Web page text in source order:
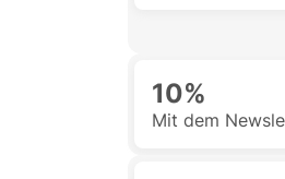
10%
Mit dem